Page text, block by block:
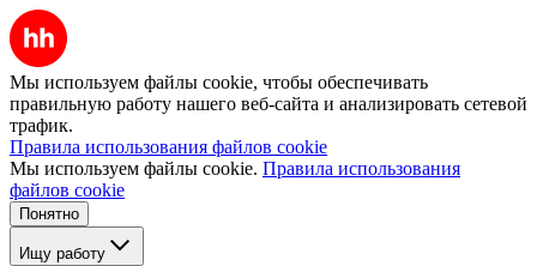
Мы используем файлы cookie, чтобы обеспечивать
правильную работу нашего веб-сайта и анализировать сетевой
трафик.
Правила использования файлов cookie
Мы используем файлы cookie. Правила использования
файлов cookie
Понятно
Ищу работу